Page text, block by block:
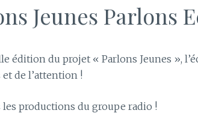
Jeunes Parlons
édition du projet « Parlons Jeunes »,
de l’attention !
productions du groupe radio !